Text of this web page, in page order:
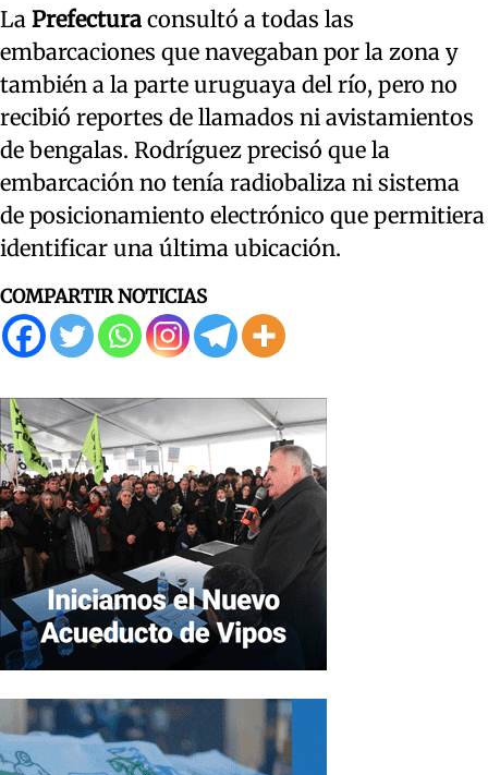
La Prefectura consultó a todas las
embarcaciones que navegaban por la zona y
también a la parte uruguaya del río, pero no
recibió reportes de llamados ni avistamientos
de bengalas. Rodríguez precisó que la
embarcación no tenía radiobaliza ni sistema
de posicionamiento electrónico que permitiera
identificar una última ubicación.
COMPARTIR NOTICIAS